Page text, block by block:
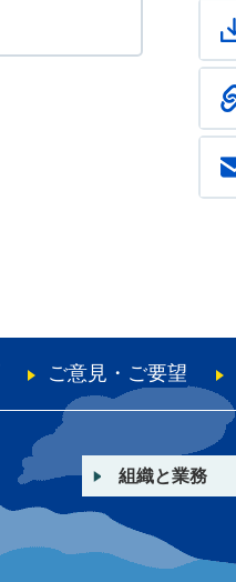
ご意見・ご要望
組織と業務